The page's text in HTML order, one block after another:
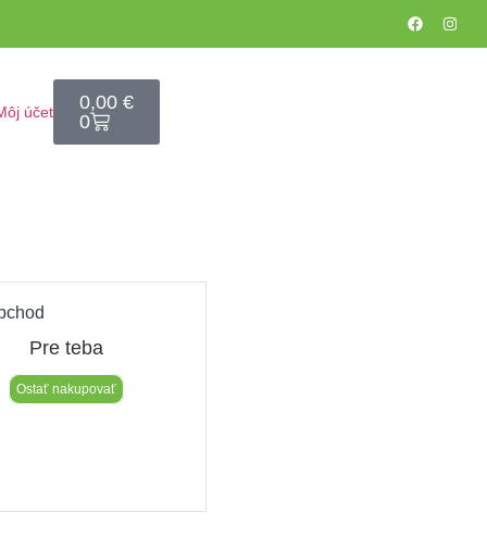
účet 0,00 €
0
Pre teba
Ostať nakupovať